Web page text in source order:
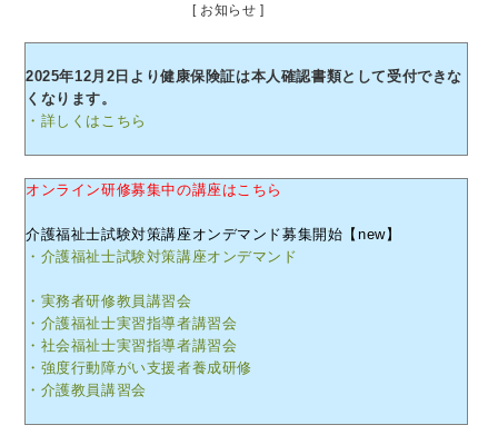
[ お知らせ ]
2025年12月2日より健康保険証は本人確認書類として受付できな
くなります。
・詳しくはこちら
オンライン研修募集中の講座はこちら
介護福祉士試験対策講座オンデマンド募集開始【new】
・介護福祉士試験対策講座オンデマンド
・実務者研修教員講習会
・介護福祉士実習指導者講習会
・社会福祉士実習指導者講習会
・強度行動障がい支援者養成研修
・介護教員講習会